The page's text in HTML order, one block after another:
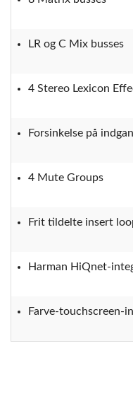
LR og C Mix busses
4 Stereo Lexicon
Forsinkelse på
4 Mute Groups
Frit tildelte insert
Harman HiQnet-
Farve-touchscreen-